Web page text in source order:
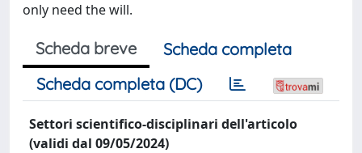
only need the will.
Scheda breve
Scheda completa
Scheda completa (DC)
Settori scientifico-disciplinari dell'articolo
(validi dal 09/05/2024)